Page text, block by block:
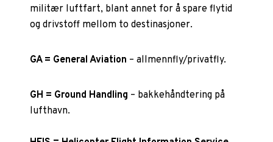
militær luftfart, blant annet for å spare flytid
og drivstoff mellom to destinasjoner.
GA = General Aviation – allmennfly/privatfly.
GH = Ground Handling – bakkehåndtering på
lufthavn.